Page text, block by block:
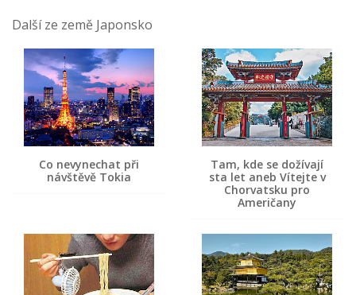
Další ze země Japonsko
Co nevynechat při
návštěvě Tokia
Tam, kde se dožívají
sta let aneb Vítejte v
Chorvatsku pro
Američany